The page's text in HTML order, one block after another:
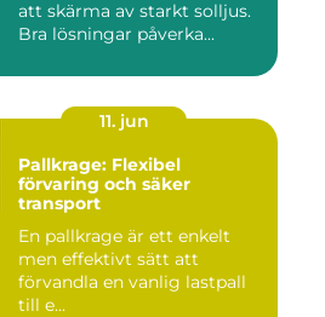
att skärma av starkt solljus.
Bra lösningar påverka...
11. jun
Pallkrage: Flexibel
förvaring och säker
transport
En pallkrage är ett enkelt
men effektivt sätt att
förvandla en vanlig lastpall
till e...